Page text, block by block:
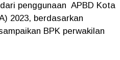
penggunaan APBD Kota
2023, berdasarkan
BPK perwakilan